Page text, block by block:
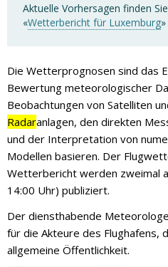
Aktuelle Vorhersagen finden
«Wetterbericht für Luxemburg»
Die Wetterprognosen sind das
Bewertung meteorologischer
Beobachtungen von Satelliten
Radaranlagen, den direkten
und der Interpretation von
Modellen basieren. Der
Wetterbericht werden zweimal
14:00 Uhr) publiziert.
Der diensthabende
für die Akteure des Flughafens,
allgemeine Öffentlichkeit.